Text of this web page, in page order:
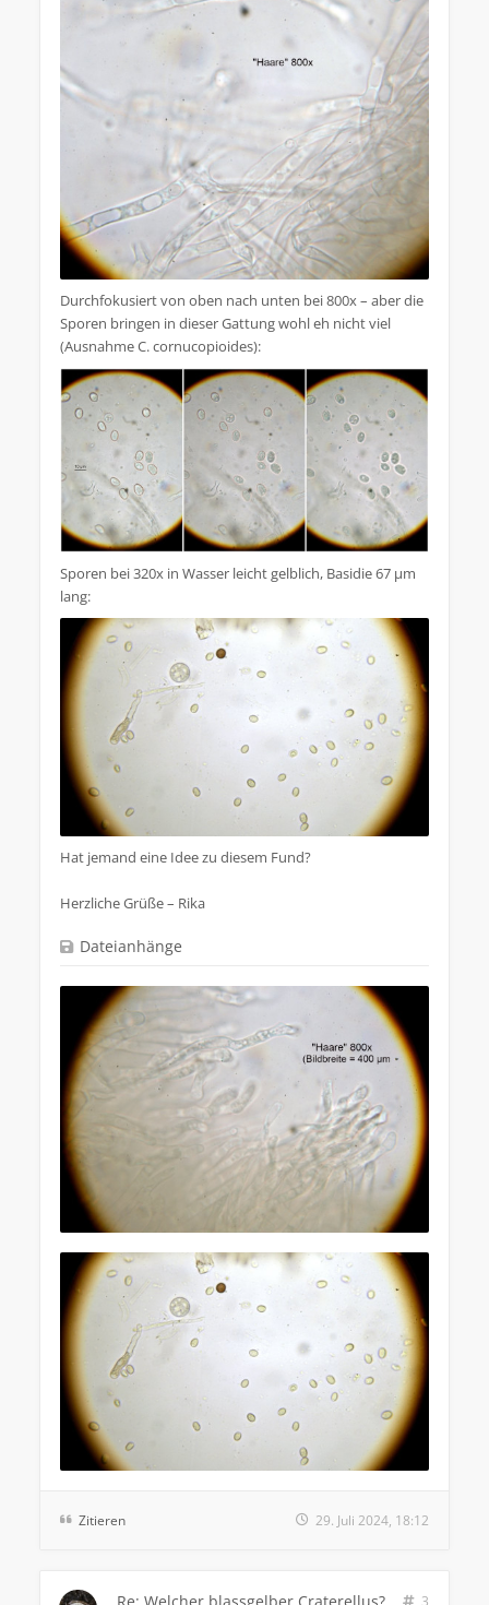
Durchfokusiert von oben nach unten bei 800x – aber die
Sporen bringen in dieser Gattung wohl eh nicht viel
(Ausnahme C. cornucopioides):
Sporen bei 320x in Wasser leicht gelblich, Basidie 67 µm
lang:
Hat jemand eine Idee zu diesem Fund?
Herzliche Grüße – Rika
Dateianhänge
Zitieren 29. Juli 2024, 18:12
Re: Welcher blassgelber Craterellus?
3